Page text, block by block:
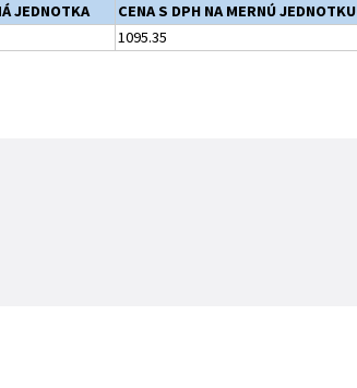
JEDNOTKA CENA S DPH NA MERNÚ JEDNOTKU
1095.35